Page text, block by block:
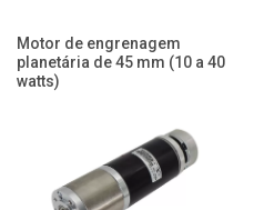
Motor de engrenagem
planetária de 45 mm (10 a 40
watts)